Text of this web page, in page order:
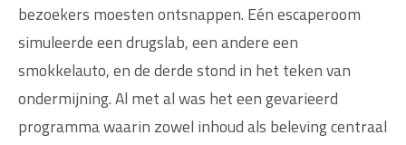
bezoekers moesten ontsnappen. Eén escaperoom
simuleerde een drugslab, een andere een
smokkelauto, en de derde stond in het teken van
ondermijning. Al met al was het een gevarieerd
programma waarin zowel inhoud als beleving centraal